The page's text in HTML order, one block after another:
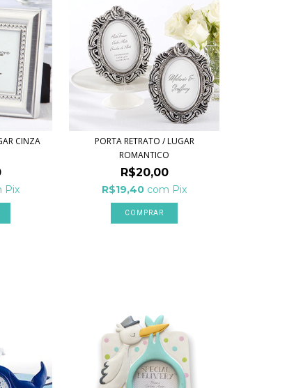
CINZA
Pix
PORTA RETRATO / LUGAR
ROMANTICO
R$20,00
R$19,40 com Pix